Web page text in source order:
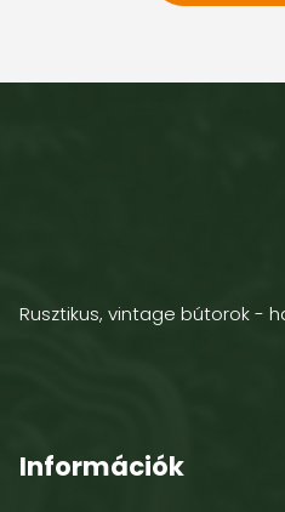
Rusztikus, vintage bútorok -
Információk